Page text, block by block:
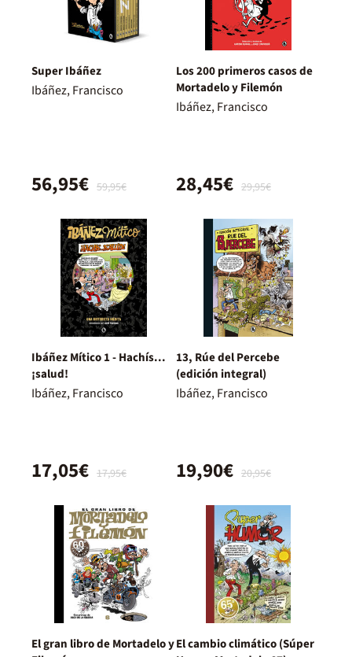
Super Ibáñez
Ibáñez, Francisco
59,95€
56,95€
Los 200 primeros casos de
Mortadelo y Filemón
Ibáñez, Francisco
29,95€
28,45€
Ibáñez Mítico 1 - Hachís...
¡salud!
Ibáñez, Francisco
17,95€
17,05€
13, Rúe del Percebe
(edición integral)
Ibáñez, Francisco
20,95€
19,90€
El gran libro de Mortadelo yEl cambio climático (Súper